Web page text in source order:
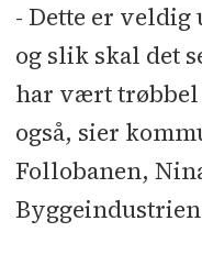
- Dette er
og slik skal det
har vært
også, sier
Follobanen,